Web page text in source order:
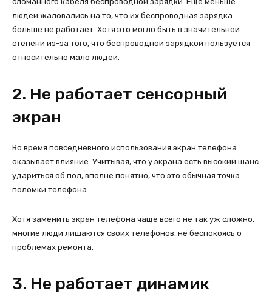
людей жаловались на то, что их беспроводная зарядка
больше не работает. Хотя это могло быть в значительной
степени из-за того, что беспроводной зарядкой пользуется
относительно мало людей.
2. Не работает сенсорный
экран
Во время повседневного использования экран телефона
оказывает влияние. Учитывая, что у экрана есть высокий шанс
удариться об пол, вполне понятно, что это обычная точка
поломки телефона.
Хотя заменить экран телефона чаще всего не так уж сложно,
многие люди лишаются своих телефонов, не беспокоясь о
проблемах ремонта.
3. Не работает динамик